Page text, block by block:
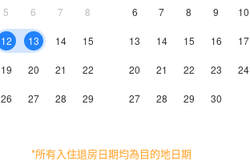
5 6 7 8
12 13 14 15
19 20 21 22
26 27 28 29
6 7 8 9 10
13 14 15 16 17
20 21 22 23 24
27 28 29 30
*所有入住退房日期均為目的地日期
舒適大床房
25-35㎡ 2層 空調